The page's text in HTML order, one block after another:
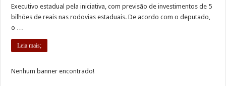
Executivo estadual pela iniciativa, com previsão de investimentos de 5
bilhões de reais nas rodovias estaduais. De acordo com o deputado,
o …
Leia mais;
Nenhum banner encontrado!